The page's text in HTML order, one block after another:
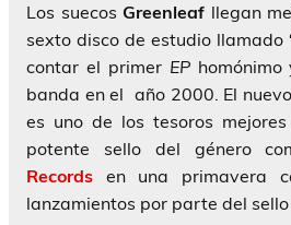
Los suecos Greenleaf llegan
sexto disco de estudio llamado
contar el primer EP
banda en el año 2000. El
es uno de los tesoros
potente sello del género
Records en una primavera
lanzamientos por parte del